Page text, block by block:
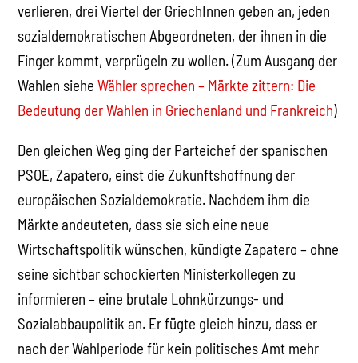
verlieren, drei Viertel der GriechInnen geben an, jeden
sozialdemokratischen Abgeordneten, der ihnen in die
Finger kommt, verprügeln zu wollen. (Zum Ausgang der
Wahlen sieheWähler sprechen – Märkte zittern: Die
Bedeutung der Wahlen in Griechenland und Frankreich)
Den gleichen Weg ging der Parteichef der spanischen
PSOE, Zapatero, einst die Zukunftshoffnung der
europäischen Sozialdemokratie. Nachdem ihm die
Märkte andeuteten, dass sie sich eine neue
Wirtschaftspolitik wünschen, kündigte Zapatero – ohne
seine sichtbar schockierten Ministerkollegen zu
informieren – eine brutale Lohnkürzungs- und
Sozialabbaupolitik an. Er fügte gleich hinzu, dass er
nach der Wahlperiode für kein politisches Amt mehr